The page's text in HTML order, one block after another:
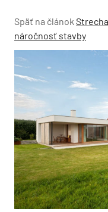
Späť na článok
náročnosť stavby